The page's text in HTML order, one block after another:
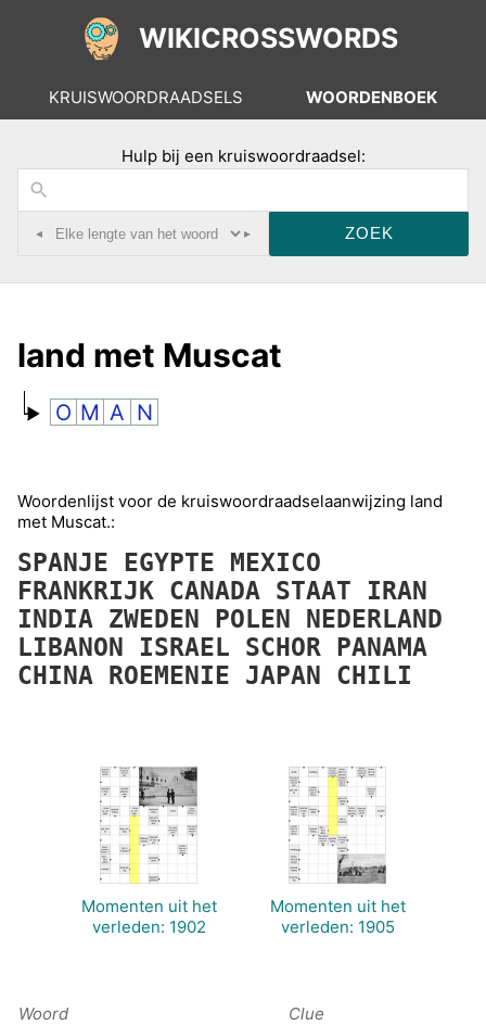
WIKICROSSWORDS
KRUISWOORDRAADSELS WOORDENBOEK
Hulp bij een kruiswoordraadsel:
◂ ▸
land met Muscat
O M A N
Woordenlijst voor de kruiswoordraadselaanwijzing land
met Muscat.:
SPANJE EGYPTE MEXICO
FRANKRIJK CANADA STAAT IRAN
INDIA ZWEDEN POLEN NEDERLAND
LIBANON ISRAEL SCHOR PANAMA
CHINA ROEMENIE JAPAN CHILI
Momenten uit het
verleden: 1902
Momenten uit het
verleden: 1905
Woord Clue